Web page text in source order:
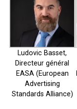
Ludovic Basset,
Directeur général
EASA (European
Advertising
Standards Alliance)